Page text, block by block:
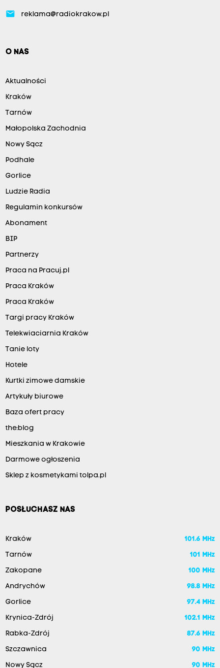
email reklama@radiokrakow.pl
O NAS
Aktualności
Kraków
Tarnów
Małopolska Zachodnia
Nowy Sącz
Podhale
Gorlice
Ludzie Radia
Regulamin konkursów
Abonament
BIP
Partnerzy
Praca na Pracuj.pl
Praca Kraków
Praca Kraków
Targi pracy Kraków
Telekwiaciarnia Kraków
Tanie loty
Hotele
Kurtki zimowe damskie
Artykuły biurowe
Baza ofert pracy
the:blog
Mieszkania w Krakowie
Darmowe ogłoszenia
Sklep z kosmetykami tolpa.pl
POSŁUCHASZ NAS
Kraków 101.6 MHz
Tarnów 101 MHz
Zakopane 100 MHz
Andrychów 98.8 MHz
Gorlice 97.4 MHz
Krynica-Zdrój 102.1 MHz
Rabka-Zdrój 87.6 MHz
Szczawnica 90 MHz
Nowy Sącz 90 MHz